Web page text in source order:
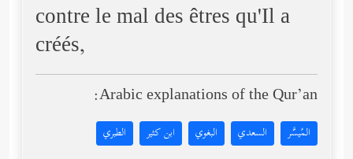
contre le mal des êtres qu'Il a
créés,
Arabic explanations of the Qur’an:
المُيسَّر السعدي البغوي ابن كثير الطبري